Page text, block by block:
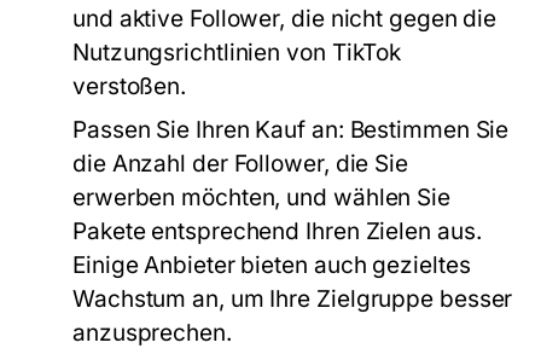
und aktive Follower, die nicht gegen die
Nutzungsrichtlinien von TikTok
verstoßen.
Passen Sie Ihren Kauf an: Bestimmen Sie
die Anzahl der Follower, die Sie
erwerben möchten, und wählen Sie
Pakete entsprechend Ihren Zielen aus.
Einige Anbieter bieten auch gezieltes
Wachstum an, um Ihre Zielgruppe besser
anzusprechen.